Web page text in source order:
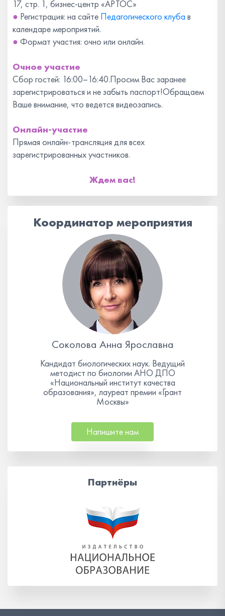
17, стр. 1, бизнес-центр «АРТОС»
● Регистрация: на сайте Педагогического клуба в
календаре мероприятий.
● Формат участия: очно или онлайн.
Очное участие
Сбор гостей: 16:00–16:40.Просим Вас заранее
зарегистрироваться и не забыть паспорт!Обращаем
Ваше внимание, что ведется видеозапись.
Онлайн-участие
Прямая онлайн-трансляция для всех
зарегистрированных участников.
Ждем вас!
Координатор мероприятия
Соколова Анна Ярославна
Кандидат биологических наук. Ведущий
методист по биологии АНО ДПО
«Национальный институт качества
образования», лауреат премии «Грант
Москвы»
Напишите нам
Партнёры